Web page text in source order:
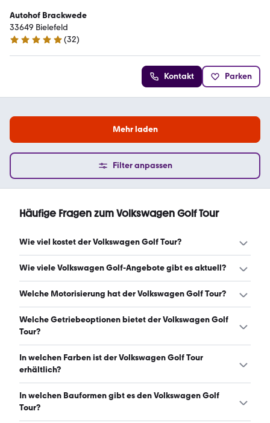
Autohof Brackwede
33649 Bielefeld
4.8 Sterne
(32)
Kontakt Parken
Mehr laden
Filter anpassen
Häufige Fragen zum Volkswagen Golf Tour
Wie viel kostet der Volkswagen Golf Tour?
Ein guter Preis für einen Volkswagen Golf Tour liegt
Wie viele Volkswagen Golf-Angebote gibt es aktuell?
Es gibt insgesamt 286 Volkswagen Golf bei mobile.de,
7.8.2026)
Welche Motorisierung hat der Volkswagen Golf Tour?
Der Volkswagen Golf Tour hat Leistungen zwischen 80
und 140 PS. (Stand: 7.8.2026)
Welche Getriebeoptionen bietet der Volkswagen Golf
Tour?
Der Volkswagen Golf Tour ist mit manuellem und
automatischem Getriebe erhältlich. (Stand: 7.8.2026)
In welchen Farben ist der Volkswagen Golf Tour
erhältlich?
Den Volkswagen Golf Tour gibt es in folgenden Farben:
blau, schwarz, silber, grau, weiß und braun. Die häufigste
In welchen Bauformen gibt es den Volkswagen Golf
Tour?